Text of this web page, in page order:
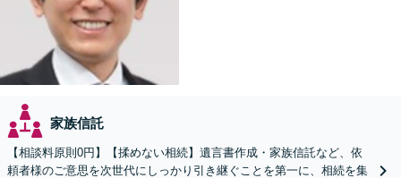
家族信託
【相談料原則0円】【揉めない相続】遺言書作成・家族信託など、依
頼者様のご意思を次世代にしっかり引き継ぐことを第一に、相続を集